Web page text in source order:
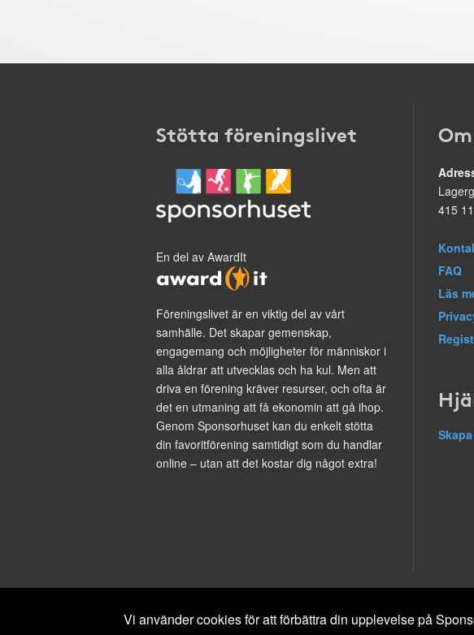
Stötta föreningslivet
En del av AwardIt
Föreningslivet är en viktig del av vårt
samhälle. Det skapar gemenskap,
engagemang och möjligheter för människor i
alla åldrar att utvecklas och ha kul. Men att
driva en förening kräver resurser, och ofta är
det en utmaning att få ekonomin att gå ihop.
Genom Sponsorhuset kan du enkelt stötta
din favoritförening samtidigt som du handlar
online – utan att det kostar dig något extra!
415
FAQ
Läs
Vi använder cookies för att förbättra din upplevelse på